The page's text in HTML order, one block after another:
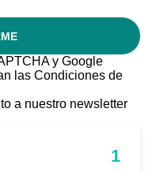
y Google
las Condiciones de
a nuestro newsletter
1